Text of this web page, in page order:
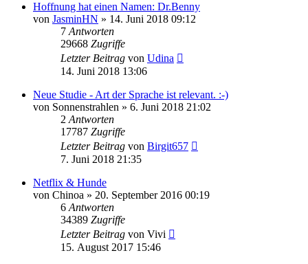
Hoffnung hat einen Namen: Dr.Benny
von JasminHN » 14. Juni 2018 09:12
7 Antworten
29668 Zugriffe
Letzter Beitrag von Udina
14. Juni 2018 13:06
Neue Studie - Art der Sprache ist relevant. :-)
von Sonnenstrahlen » 6. Juni 2018 21:02
2 Antworten
17787 Zugriffe
Letzter Beitrag von Birgit657
7. Juni 2018 21:35
Netflix & Hunde
von Chinoa » 20. September 2016 00:19
6 Antworten
34389 Zugriffe
Letzter Beitrag von Vivi
15. August 2017 15:46